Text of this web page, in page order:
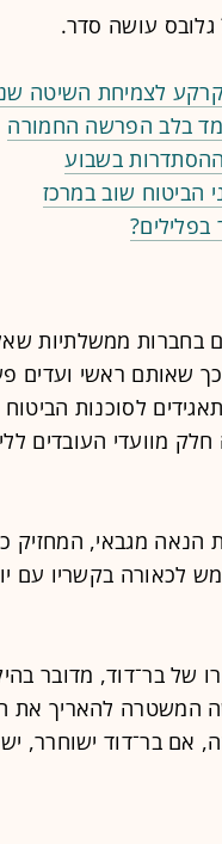
גלובס עושה סדר.
לצמיחת השיטה
בלב הפרשה החמורה
בשבוע
שוב במרכז
בחברות ממשלתיות
שאותם ראשי ועדים
לסוכנות
מוועדי העובדים
הנאה מגבאי, המחזיק
לכאורה בקשריו עם
של בר־דוד, מדובר
המשטרה להאריך את
אם בר־דוד ישוחרר,